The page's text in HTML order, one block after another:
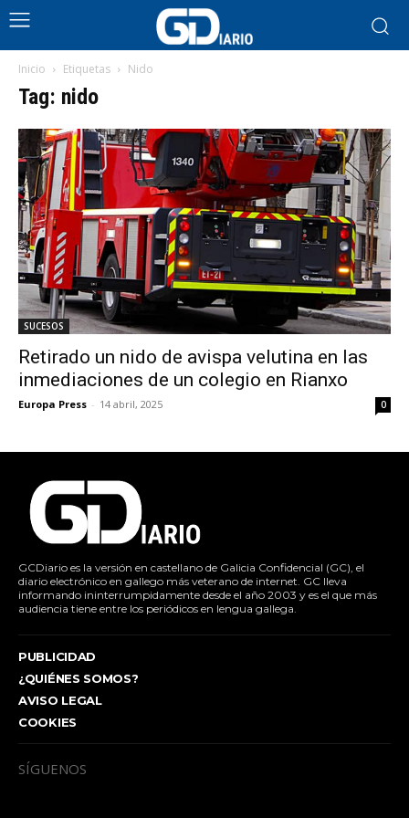
Inicio Etiquetas Nido
Tag: nido
SUCESOS
Retirado un nido de avispa velutina en las
inmediaciones de un colegio en Rianxo
Europa Press - 14 abril, 2025 0
GCDiario es la versión en castellano de Galicia Confidencial (GC), el
diario electrónico en gallego más veterano de internet. GC lleva
informando ininterrumpidamente desde el año 2003 y es el que más
audiencia tiene entre los periódicos en lengua gallega.
PUBLICIDAD
¿QUIÉNES SOMOS?
AVISO LEGAL
COOKIES
SÍGUENOS